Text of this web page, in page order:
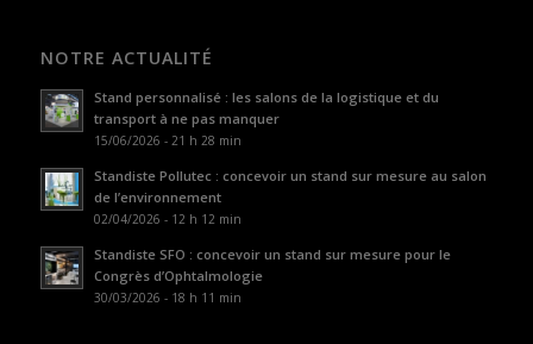
NOTRE ACTUALITÉ
Stand personnalisé : les salons de la logistique et du
transport à ne pas manquer
15/06/2026 - 21 h 28 min
Standiste Pollutec : concevoir un stand sur mesure au salon
de l’environnement
02/04/2026 - 12 h 12 min
Standiste SFO : concevoir un stand sur mesure pour le
Congrès d’Ophtalmologie
30/03/2026 - 18 h 11 min